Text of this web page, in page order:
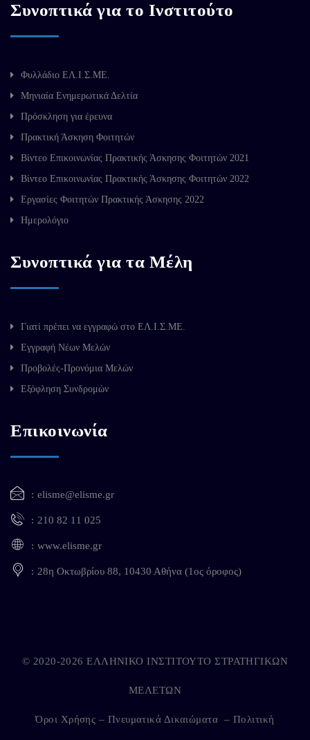
Συνοπτικά για το Ινστιτούτο
Φυλλάδιο ΕΛ.Ι.Σ.ΜΕ.
Μηνιαία Ενημερωτικά Δελτία
Πρόσκληση για έρευνα
Πρακτική Άσκηση Φοιτητών
Βίντεο Επικοινωνίας Πρακτικής Άσκησης Φοιτητών 2021
Βίντεο Επικοινωνίας Πρακτικής Άσκησης Φοιτητών 2022
Εργασίες Φοιτητών Πρακτικής Άσκησης 2022
Ημερολόγιο
Συνοπτικά για τα Μέλη
Γιατί πρέπει να εγγραφώ στο ΕΛ.Ι.Σ.ΜΕ.
Εγγραφή Νέων Μελών
Προβολές-Προνόμια Μελών
Εξόφληση Συνδρομών
Επικοινωνία
elisme@elisme.gr
210 82 11 025
www.elisme.gr
28η Οκτωβρίου 88, 10430 Αθήνα (1ος όροφος)
© 2020-2026 ΕΛΛΗΝΙΚΟ ΙΝΣΤΙΤΟΥΤΟ ΣΤΡΑΤΗΓΙΚΩΝ
ΜΕΛΕΤΩΝ
Όροι Χρήσης – Πνευματικά Δικαιώματα – Πολιτική